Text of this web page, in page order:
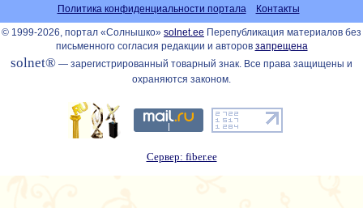
Политика конфиденциальности портала
Контакты
© 1999-2026, портал «Солнышко» solnet.ee Перепубликация материалов без
письменного согласия редакции и авторов запрещена
solnet® — зарегистрированный товарный знак. Все права защищены и
охраняются законом.
Сервер: fiber.ee